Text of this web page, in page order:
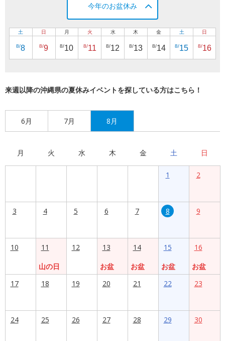
今年のお盆休み
土
8/8
日
8/9
月
8/10
火
8/11
水
8/12
木
8/13
金
8/14
土
8/15
日
8/16
来週以降の沖縄県の夏休みイベントを探している方はこちら！
6月 7月 8月
月 火 水 木 金 土 日
1 2
3 4 5 6 7 8 9
10
11
山の日
12
13
お盆
14
お盆
15
お盆
16
お盆
17
18 19 20 21 22 23
24 25 26 27 28 29 30